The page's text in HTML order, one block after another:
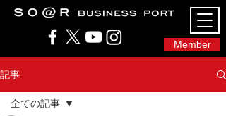
Member
SO@Rビジネスポート｜広島市のシェアオフィ
ス・コワーキングスペース
記事
全ての記事